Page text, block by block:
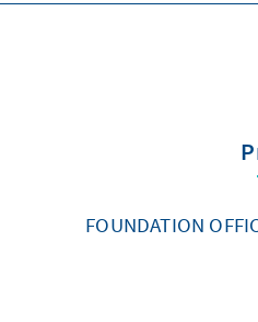
FOUNDATION